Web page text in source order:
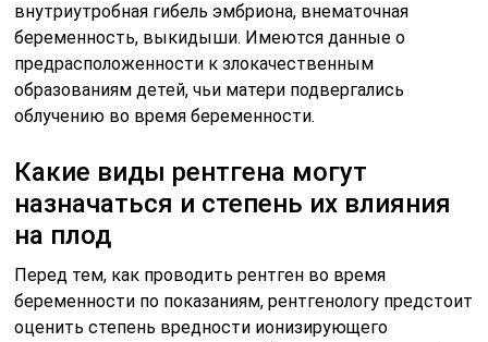
внутриутробная гибель эмбриона, внематочная
беременность, выкидыши. Имеются данные о
предрасположенности к злокачественным
образованиям детей, чьи матери подвергались
облучению во время беременности.
Какие виды рентгена могут
назначаться и степень их влияния
на плод
Перед тем, как проводить рентген во время
беременности по показаниям, рентгенологу предстоит
оценить степень вредности ионизирующего